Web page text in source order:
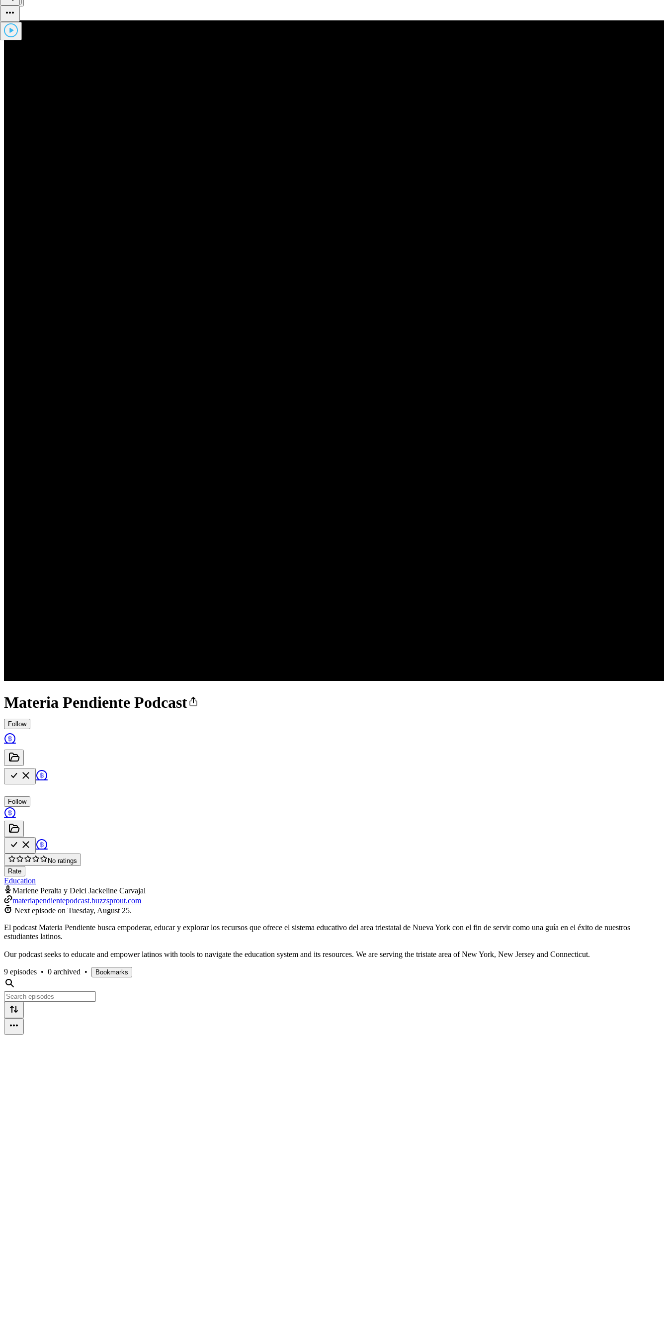
Materia Pendiente Podcast
Follow
Follow
No ratings
Rate
Education
Marlene Peralta y Delci Jackeline Carvajal
materiapendientepodcast.buzzsprout.com
Next episode on Tuesday, August 25.
El podcast Materia Pendiente busca empoderar, educar y explorar los recursos que ofrece el sistema educativo del area triestatal de Nueva York con el fin de servir como una guía en el éxito de nuestros
estudiantes latinos.
Our podcast seeks to educate and empower latinos with tools to navigate the education system and its resources. We are serving the tristate area of New York, New Jersey and Connecticut.
9 episodes • 0 archived • Bookmarks